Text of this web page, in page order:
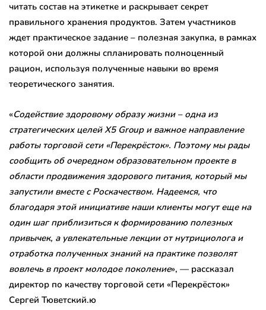
читать состав на этикетке и раскрывает секрет
правильного хранения продуктов. Затем участников
ждет практическое задание – полезная закупка, в рамках
которой они должны спланировать полноценный
рацион, используя полученные навыки во время
теоретического занятия.
«Содействие здоровому образу жизни – одна из
стратегических целей X5 Group и важное направление
работы торговой сети «Перекрёсток». Поэтому мы рады
сообщить об очередном образовательном проекте в
области продвижения здорового питания, который мы
запустили вместе с Роскачеством. Надеемся, что
благодаря этой инициативе наши клиенты могут еще на
один шаг приблизиться к формированию полезных
привычек, а увлекательные лекции от нутрициолога и
отработка полученных знаний на практике позволят
вовлечь в проект молодое поколение», — рассказал
директор по качеству торговой сети «Перекрёсток»
Сергей Тюветский.ю